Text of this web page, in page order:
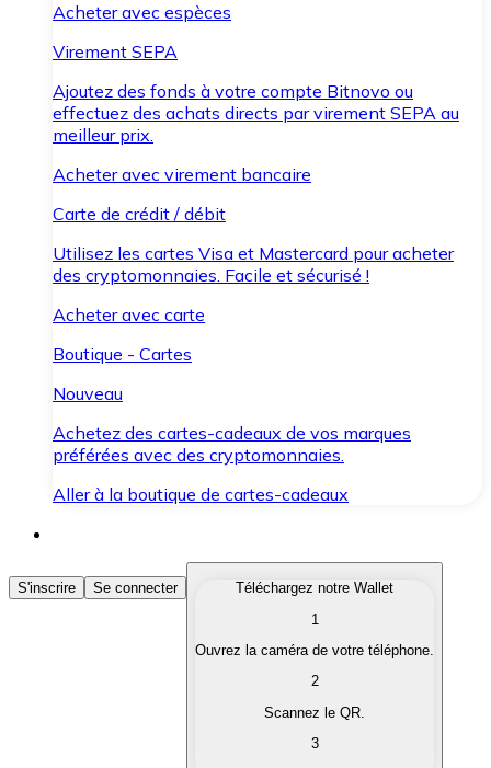
Acheter avec espèces
Virement SEPA
Ajoutez des fonds à votre compte Bitnovo ou
effectuez des achats directs par virement SEPA au
meilleur prix.
Acheter avec virement bancaire
Carte de crédit / débit
Utilisez les cartes Visa et Mastercard pour acheter
des cryptomonnaies. Facile et sécurisé !
Acheter avec carte
Boutique - Cartes
Nouveau
Achetez des cartes-cadeaux de vos marques
préférées avec des cryptomonnaies.
Aller à la boutique de cartes-cadeaux
Acheter des Cryptomonnaies
Achetez les cryptomonnaies qui vous intéressent
Convertissez vos cryptomonnaies en monnaie
S'inscrire Se connecter
Téléchargez notre Wallet
1
Ouvrez la caméra de votre téléphone.
2
Scannez le QR.
3